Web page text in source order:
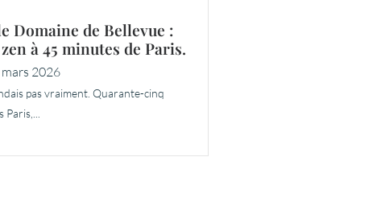
Domaine de Bellevue :
à 45 minutes de Paris.
mars 2026
pas vraiment. Quarante-cinq